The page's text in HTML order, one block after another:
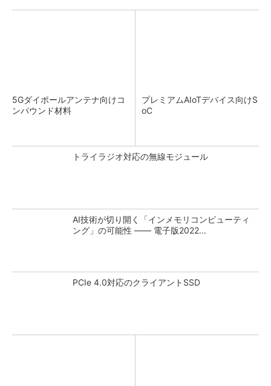
5Gダイポールアンテナ向けコ
ンパウンド材料
プレミアムAIoTデバイス向けS
oC
トライラジオ対応の無線モジュール
AI技術が切り開く「インメモリコンピューティ
ング」の可能性 ―― 電子版2022...
PCIe 4.0対応のクライアントSSD